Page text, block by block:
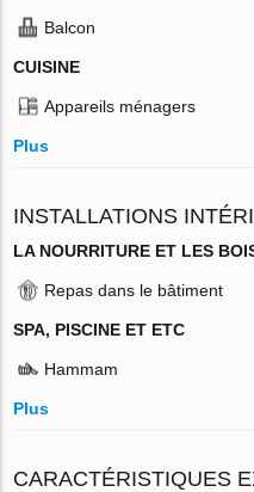
Balcon
CUISINE
Appareils ménagers
Plus
INSTALLATIONS
LA NOURRITURE ET LES
Repas dans le bâtiment
SPA, PISCINE ET ETC
Hammam
Plus
CARACTÉRISTIQUES